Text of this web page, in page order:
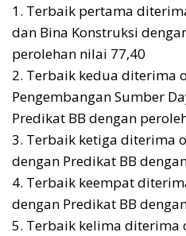
1. Terbaik pertama
dan Bina Konstruksi
perolehan nilai 77,40
2. Terbaik kedua diterima
Pengembangan Sumber
Predikat BB dengan
3. Terbaik ketiga diterima
dengan Predikat BB
4. Terbaik keempat
dengan Predikat BB
5. Terbaik kelima diterima